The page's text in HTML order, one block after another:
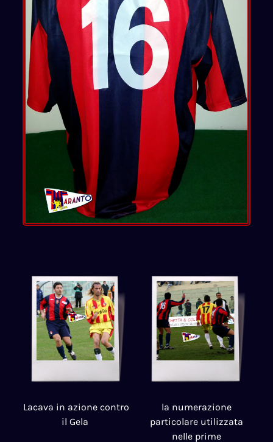
Lacava in azione contro
il Gela
la numerazione
particolare utilizzata
nelle prime